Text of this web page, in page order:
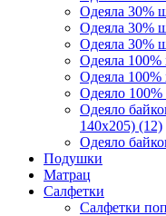
Одеяла 30%
Одеяла 30%
Одеяла 30%
Одеяла 100%
Одеяла 100%
Одеяло 100%
Одеяло
140х205) (12)
Одеяло
Подушки
Матрац
Салфетки
Салфетки